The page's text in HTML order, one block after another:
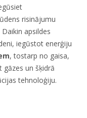
risinājumu
apsildes
iegūstot enerģiju
, tostarp no gaisa,
gāzes un šķidrā
tehnoloģiju.